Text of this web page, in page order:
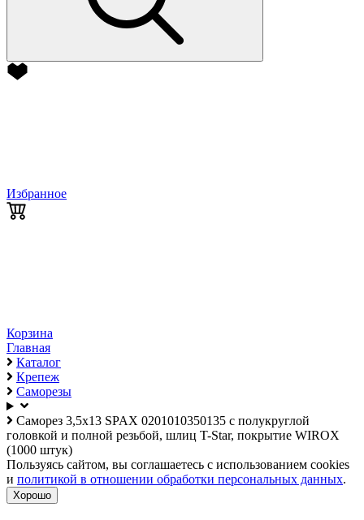
Избранное
Корзина
Главная
Каталог
Крепеж
Саморезы
Саморез 3,5х13 SPAX 0201010350135 с полукруглой
головкой и полной резьбой, шлиц T-Star, покрытие WIROX
(1000 штук)
Пользуясь сайтом, вы соглашаетесь с использованием cookies
и политикой в отношении обработки персональных данных.
Хорошо